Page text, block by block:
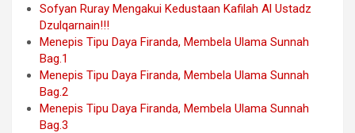
Sofyan Ruray Mengakui Kedustaan Kafilah Al Ustadz
Dzulqarnain!!!
Menepis Tipu Daya Firanda, Membela Ulama Sunnah
Bag.1
Menepis Tipu Daya Firanda, Membela Ulama Sunnah
Bag.2
Menepis Tipu Daya Firanda, Membela Ulama Sunnah
Bag.3